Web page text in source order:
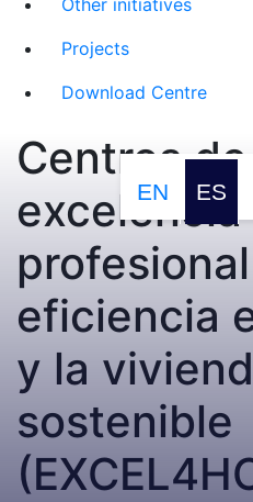
Other initiatives
Projects
Download Centre
EN ES
Centros de
excelencia
eficiencia
y la
sostenible